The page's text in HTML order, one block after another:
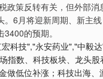
政策反转有关，但外部
6月将迎新周期、新主
的预期。
科技","永安药业","中毅
指数、科技板块、龙头
做低位补涨；科技出海、